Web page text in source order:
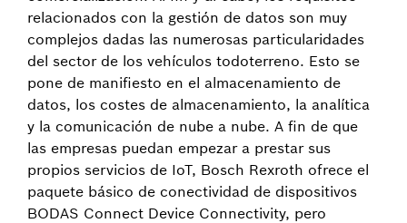
relacionados con la gestión de datos son muy
complejos dadas las numerosas particularidades
del sector de los vehículos todoterreno. Esto se
pone de manifiesto en el almacenamiento de
datos, los costes de almacenamiento, la analítica
y la comunicación de nube a nube. A fin de que
las empresas puedan empezar a prestar sus
propios servicios de IoT, Bosch Rexroth ofrece el
paquete básico de conectividad de dispositivos
BODAS Connect Device Connectivity, pero